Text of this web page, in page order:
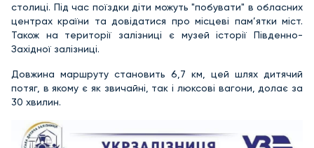
столиці. Під час поїздки діти можуть "побувати" в обласних
центрах країни та довідатися про місцеві пам’ятки міст.
Також на території залізниці є музей історії Південно-
Західної залізниці.
Довжина маршруту становить 6,7 км, цей шлях дитячий
потяг, в якому є як звичайні, так і люксові вагони, долає за
30 хвилин.